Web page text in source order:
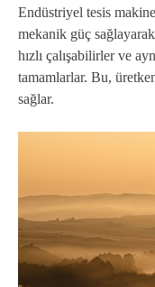
Endüstriyel tesis
mekanik güç
hızlı çalışabilirler ve
tamamlarlar. Bu,
sağlar.